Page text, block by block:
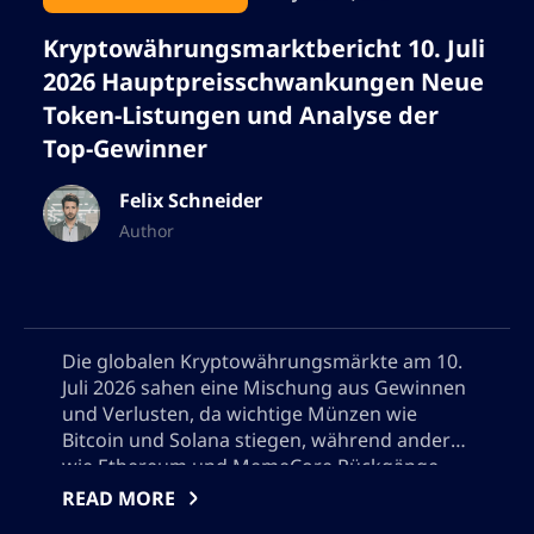
Kryptowährungsmarktbericht 10. Juli
2026 Hauptpreisschwankungen Neue
Token-Listungen und Analyse der
Top-Gewinner
Felix Schneider
Author
Die globalen Kryptowährungsmärkte am 10.
Juli 2026 sahen eine Mischung aus Gewinnen
und Verlusten, da wichtige Münzen wie
Bitcoin und Solana stiegen, während andere
wie Ethereum und MemeCore Rückgänge
verzeichneten. Diese umfassende Analyse
READ MORE